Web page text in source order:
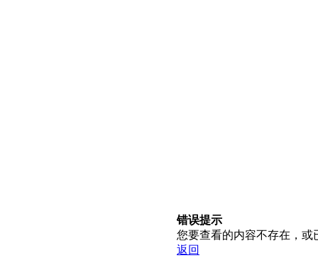
错误提示
您要查看的内容不存在，或
返回